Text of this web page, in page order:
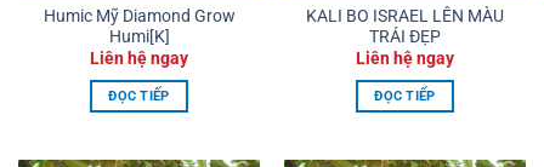
Humic Mỹ Diamond Grow
Humi[K]
Liên hệ ngay
ĐỌC TIẾP
KALI BO ISRAEL LÊN MÀU
TRÁI ĐẸP
Liên hệ ngay
ĐỌC TIẾP